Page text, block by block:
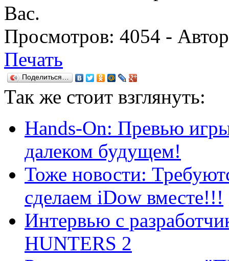
Вас.
Просмотров: 4054 -
Печать
Поделиться…
Так же стоит взглянуть:
Hands-On: Превью
далеком будущем!
Тоже новости:
сделаем iDow вместе!!!
Интервью с
HUNTERS 2